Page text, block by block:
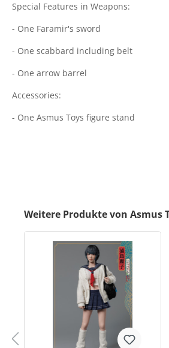
Special Features in Weapons:
- One Faramir's sword
- One scabbard including belt
- One arrow barrel
Accessories:
- One Asmus Toys figure stand
Weitere Produkte von Asmus